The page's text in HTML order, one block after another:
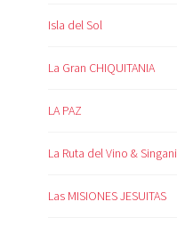
Isla del Sol
La Gran CHIQUITANIA
LA PAZ
La Ruta del Vino & Singani
Las MISIONES JESUITAS